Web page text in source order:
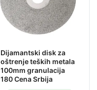
Dijamantski disk za
oštrenje teških metala
100mm granulacija
180 Cena Srbija